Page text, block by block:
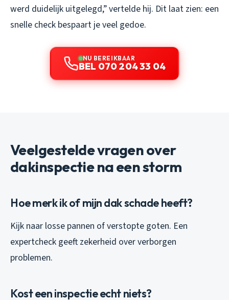
werd duidelijk uitgelegd,” vertelde hij. Dit laat zien: een
snelle check bespaart je veel gedoe.
NU BEREIKBAAR
BEL 070 204 33 04
Veelgestelde vragen over
dakinspectie na een storm
Hoe merk ik of mijn dak schade heeft?
Kijk naar losse pannen of verstopte goten. Een
expertcheck geeft zekerheid over verborgen
problemen.
Kost een inspectie echt niets?